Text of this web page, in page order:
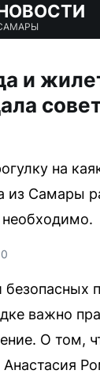
и
на
из Самары
важно
О том,
Анастасия